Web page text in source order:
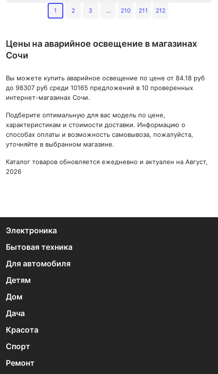
1 2 3 ... 210 211 212
Цены на аварийное освещение в магазинах
Сочи
Вы можете купить аварийное освещение по цене от 84.18 руб
до 98307 руб среди 10165 предложений в 10 проверенных
интернет-магазинах Сочи.
Подберите оптимальную для вас модель по цене,
характеристикам и стоимости доставки. Информацию о
способах оплаты и возможность самовывоза, пожалуйста,
уточняйте в выбранном магазине.
Каталог товаров обновляется ежедневно и актуален на Август,
2026
Электроника
Бытовая техника
Для автомобиля
Детям
Дом
Дача
Красота
Спорт
Ремонт